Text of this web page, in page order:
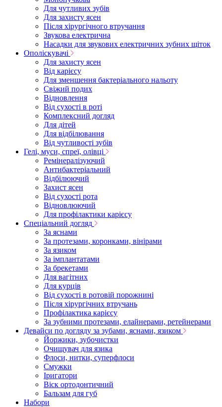
Для чутливих зубів
Для захисту ясен
Після хірургічного втручання
Звукова електрична
Насадки для звукових електричних зубних щіток
Ополіскувачі
Для захисту ясен
Від карієсу
Для зменшення бактеріального нальоту
Свіжий подих
Відновлення
Від сухості в роті
Комплексний догляд
Для дітей
Для відбілювання
Від чутливості зубів
Гелі, муси, спреї, олівці
Ремінералізуючий
Антибактеріальний
Відбілюючий
Захист ясен
Від сухості рота
Відновлюючий
Для профілактики карієсу
Спеціальний догляд
За яснами
За протезами, коронками, вінірами
За язиком
За імплантатами
За брекетами
Для вагітних
Для курців
Від сухості в ротовій порожнині
Після хірургічних втручань
Профілактика карієсу
За зубними протезами, елайнерами, ретейнерами
Девайси по догляду за зубами, яснами, язиком
Йоржики, зубочистки
Очищувач для язика
Флоси, нитки, суперфлоси
Смужки
Іригатори
Віск ортодонтичний
Бальзам для губ
Набори